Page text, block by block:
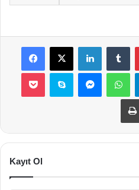
Facebook
X LinkedIn
Pocket Skype
Kayıt Ol